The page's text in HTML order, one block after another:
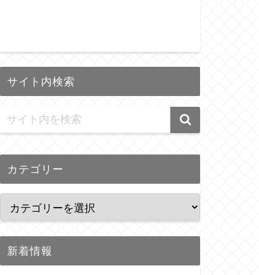
サイト内検索
カテゴリー
新着情報